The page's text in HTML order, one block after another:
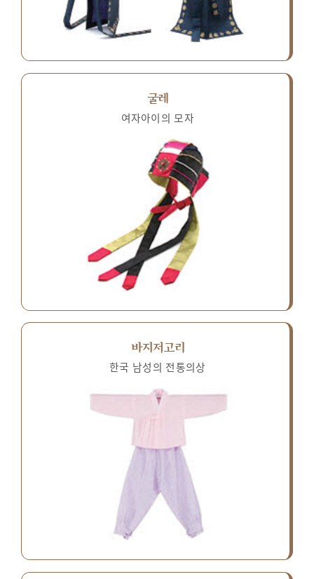
굴레
여자아이의 모자
바지저고리
한국 남성의 전통의상